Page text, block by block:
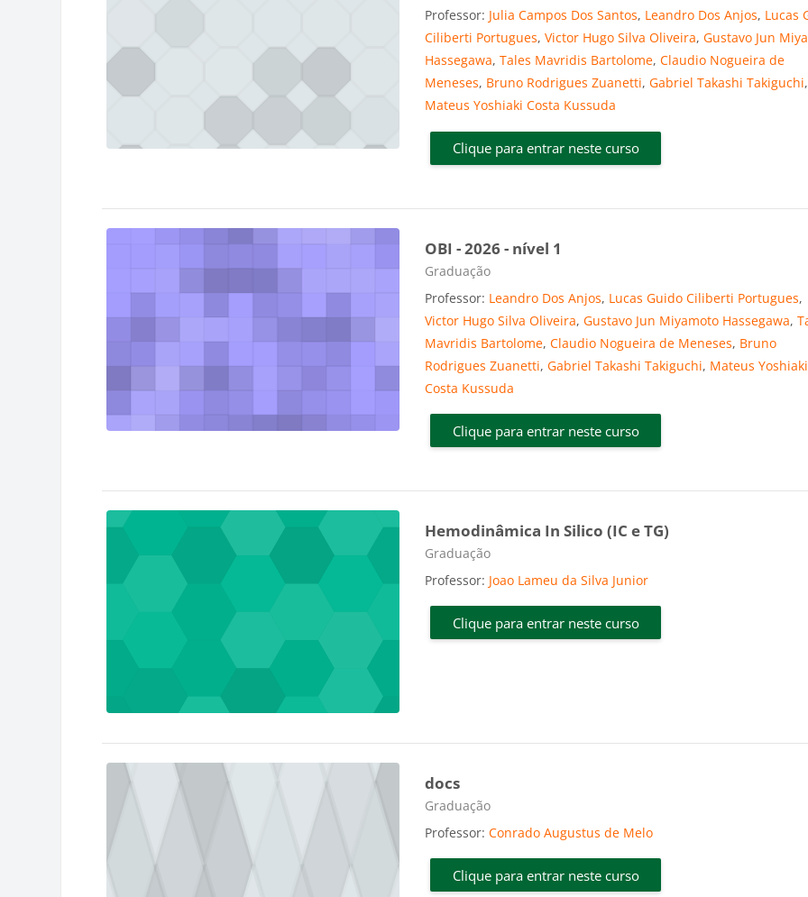
Professor: Julia Campos Dos Santos, Leandro Dos Anjos, Lucas
Ciliberti Portugues,Victor Hugo Silva Oliveira,Gustavo Jun
Hassegawa,Tales Mavridis Bartolome,Claudio Nogueira de
Meneses, Bruno Rodrigues Zuanetti,Gabriel Takashi Takiguchi,
Mateus Yoshiaki Costa Kussuda
Clique para entrar neste curso
OBI - 2026 - nível 1
Categoria do curso
Graduação
Professor: Leandro Dos Anjos, Lucas Guido Ciliberti Portugues,
Victor Hugo Silva Oliveira,Gustavo Jun Miyamoto Hassegawa,
Mavridis Bartolome,Claudio Nogueira de Meneses, Bruno
Rodrigues Zuanetti,Gabriel Takashi Takiguchi, Mateus Yoshiaki
Costa Kussuda
Clique para entrar neste curso
Hemodinâmica In Silico (IC e TG)
Categoria do curso
Graduação
Professor: Joao Lameu da Silva Junior
Clique para entrar neste curso
docs
Categoria do curso
Graduação
Professor:Conrado Augustus de Melo
Clique para entrar neste curso